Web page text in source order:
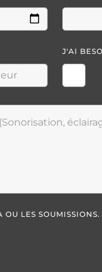
J'AI
LES SOUMISSIONS.